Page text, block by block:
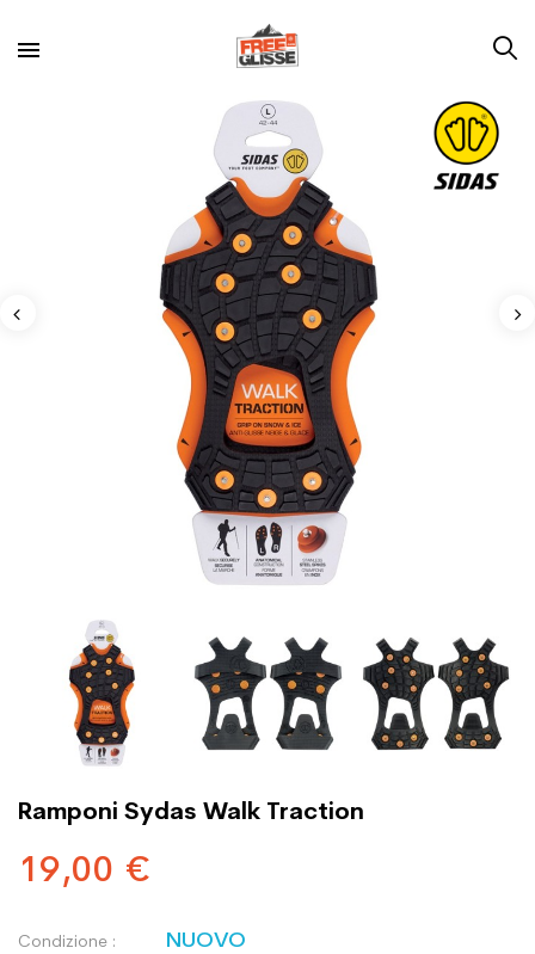
Ramponi Sydas Walk Traction
19,00 €
Condizione : NUOVO